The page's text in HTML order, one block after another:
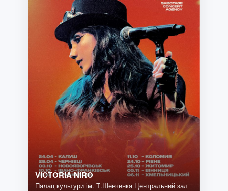
VICTORIA NIRO
Палац культури ім. Т.Шевченка Центральний зал